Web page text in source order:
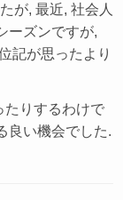
が, 最近, 社会人
ーズンですが,
記が思ったより
たりするわけで
良い機会でした.